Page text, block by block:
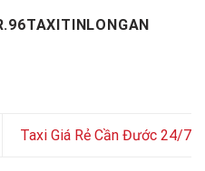
Taxi Giá Rẻ Cần Đước 24/7